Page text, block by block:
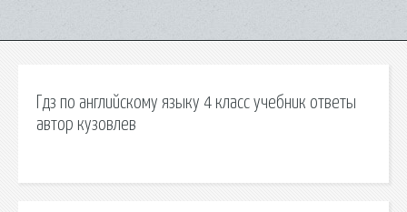
Гдз по английскому языку 4 класс учебник ответы
автор кузовлев